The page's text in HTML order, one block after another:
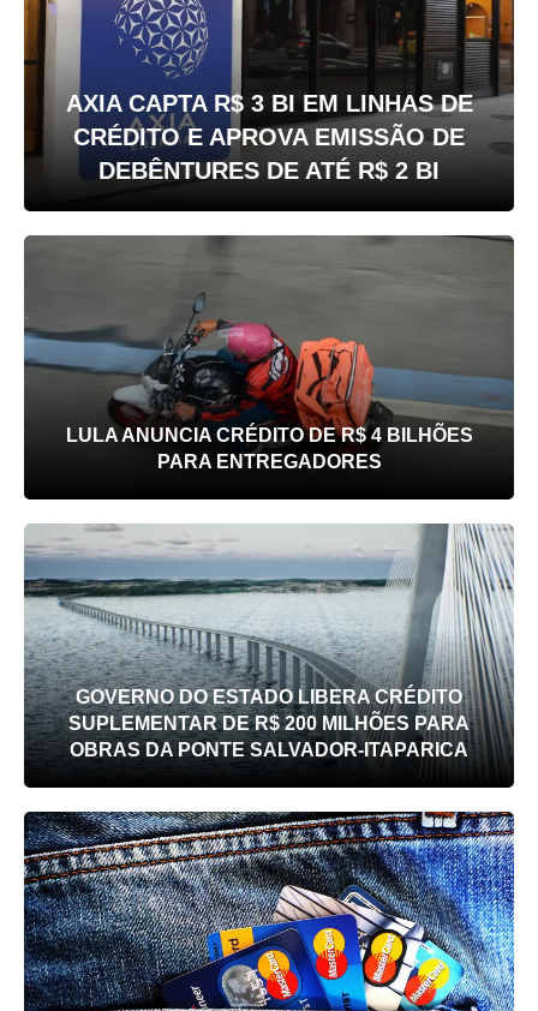
AXIA CAPTA R$ 3 BI EM LINHAS DE
CRÉDITO E APROVA EMISSÃO DE
DEBÊNTURES DE ATÉ R$ 2 BI
LULA ANUNCIA CRÉDITO DE R$ 4 BILHÕES
PARA ENTREGADORES
GOVERNO DO ESTADO LIBERA CRÉDITO
SUPLEMENTAR DE R$ 200 MILHÕES PARA
OBRAS DA PONTE SALVADOR-ITAPARICA